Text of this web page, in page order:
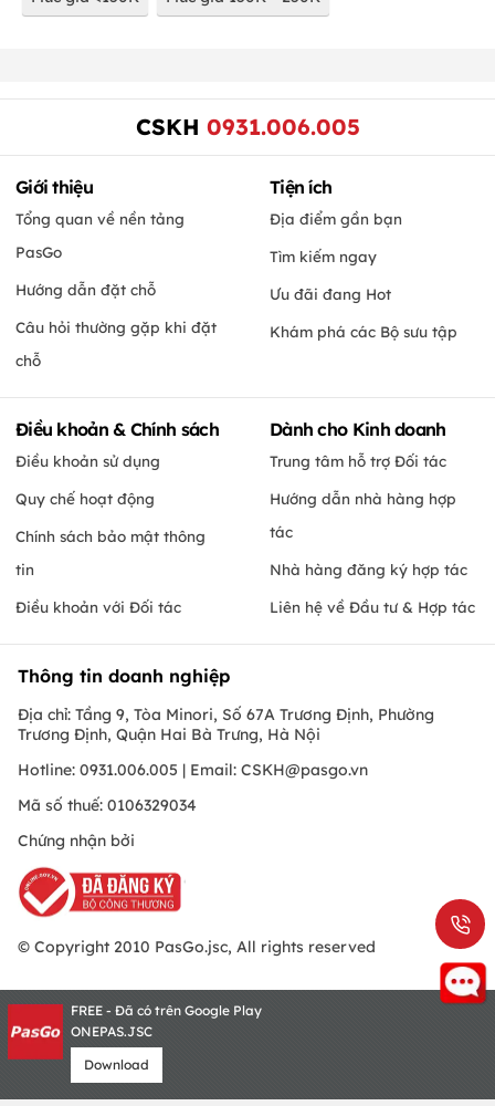
CSKH 0931.006.005
Giới thiệu
Tổng quan về nền tảng
PasGo
Hướng dẫn đặt chỗ
Câu hỏi thường gặp khi đặt
chỗ
Tiện ích
Địa điểm gần bạn
Tìm kiếm ngay
Ưu đãi đang Hot
Khám phá các Bộ sưu tập
Điều khoản & Chính sách
Điều khoản sử dụng
Quy chế hoạt động
Chính sách bảo mật thông
tin
Điều khoản với Đối tác
Dành cho Kinh doanh
Trung tâm hỗ trợ Đối tác
Hướng dẫn nhà hàng hợp
tác
Nhà hàng đăng ký hợp tác
Liên hệ về Đầu tư & Hợp tác
Thông tin doanh nghiệp
Địa chỉ: Tầng 9, Tòa Minori, Số 67A Trương Định, Phường
Trương Định, Quận Hai Bà Trưng, Hà Nội
Hotline: 0931.006.005 | Email: CSKH@pasgo.vn
Mã số thuế: 0106329034
Chứng nhận bởi
© Copyright 2010 PasGo.jsc, All rights reserved
FREE - Đã có trên Google Play
ONEPAS.JSC
Download